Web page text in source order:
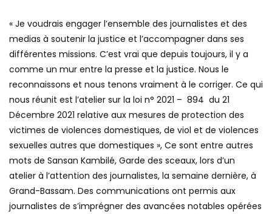
« Je voudrais engager l’ensemble des journalistes et des
medias à soutenir la justice et l’accompagner dans ses
différentes missions. C’est vrai que depuis toujours, il y a
comme un mur entre la presse et la justice. Nous le
reconnaissons et nous tenons vraiment à le corriger. Ce qui
nous réunit est l’atelier sur la loi n° 2021 – 894 du 21
Décembre 2021 relative aux mesures de protection des
victimes de violences domestiques, de viol et de violences
sexuelles autres que domestiques », Ce sont entre autres
mots de Sansan Kambilé, Garde des sceaux, lors d’un
atelier à l’attention des journalistes, la semaine dernière, à
Grand-Bassam. Des communications ont permis aux
journalistes de s’imprégner des avancées notables opérées